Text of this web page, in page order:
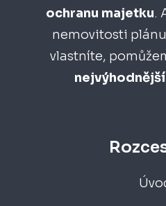
ochranu majetku.
nemovitosti
vlastníte,
nejvýhodnější